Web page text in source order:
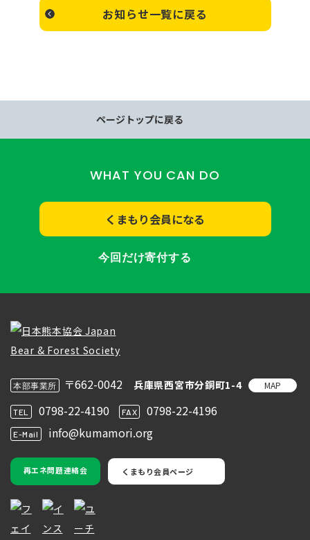
お知らせ一覧に戻る
ページトップに戻る
WHAT YOU CAN DO
くまもり会員になる
今回だけ寄付する
本部事業所 〒662-0042 兵庫県西宮市分銅町1-4 MAP
TEL 0798-22-4190 FAX 0798-22-4196
E-Mail info@kumamori.org
再エネ問題連絡会 くまもり会員ページ